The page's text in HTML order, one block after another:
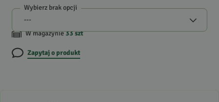
Wybierz brak opcji
W magazynie33szt
Zapytaj o produkt